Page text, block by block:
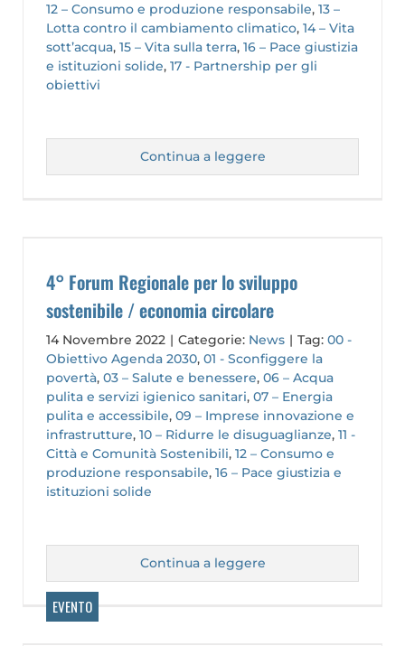
12 – Consumo e produzione responsabile, 13 –
Lotta contro il cambiamento climatico, 14 – Vita
sott’acqua, 15 – Vita sulla terra, 16 – Pace giustizia
e istituzioni solide, 17 - Partnership per gli
obiettivi
Continua a leggere
4° Forum Regionale per lo sviluppo
sostenibile / economia circolare
14 Novembre 2022 | Categorie: News | Tag: 00 -
Obiettivo Agenda 2030, 01 - Sconfiggere la
povertà, 03 – Salute e benessere, 06 – Acqua
pulita e servizi igienico sanitari, 07 – Energia
pulita e accessibile, 09 – Imprese innovazione e
infrastrutture, 10 – Ridurre le disuguaglianze, 11 -
Città e Comunità Sostenibili, 12 – Consumo e
produzione responsabile, 16 – Pace giustizia e
istituzioni solide
Continua a leggere